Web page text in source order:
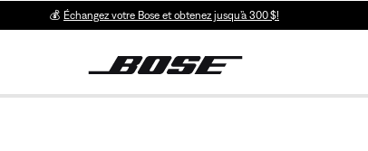
💰 Échangez votre Bose et obtenez jusqu’à 300 $!